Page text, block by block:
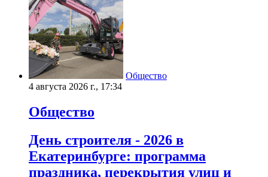
Общество
4 августа 2026 г., 17:34
Общество
День строителя - 2026 в
Екатеринбурге: программа
праздника, перекрытия улиц и